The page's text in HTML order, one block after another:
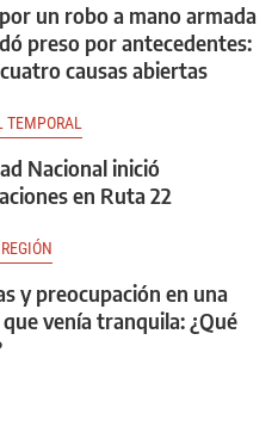
un robo a mano armada
preso por antecedentes:
causas abiertas
TEMPORAL
Nacional inició
en Ruta 22
y preocupación en una
venía tranquila: ¿Qué